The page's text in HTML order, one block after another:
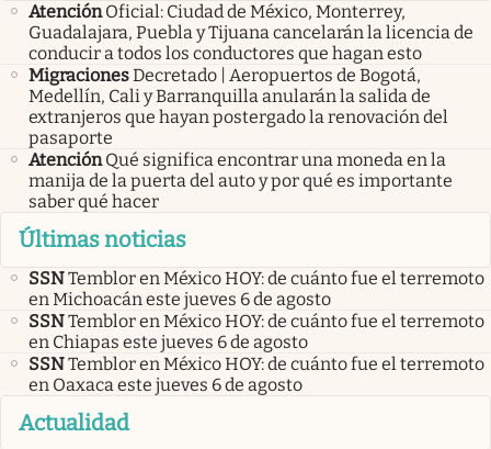
Atención Oficial: Ciudad de México, Monterrey,
Guadalajara, Puebla y Tijuana cancelarán la licencia de
conducir a todos los conductores que hagan esto
MigracionesDecretado | Aeropuertos de Bogotá,
Medellín, Cali y Barranquilla anularán la salida de
extranjeros que hayan postergado la renovación del
pasaporte
Atención Qué significa encontrar una moneda en la
manija de la puerta del auto y por qué es importante
saber qué hacer
Últimas noticias
SSNTemblor en México HOY: de cuánto fue el terremoto
en Michoacán este jueves 6 de agosto
SSNTemblor en México HOY: de cuánto fue el terremoto
en Chiapas este jueves 6 de agosto
SSNTemblor en México HOY: de cuánto fue el terremoto
en Oaxaca este jueves 6 de agosto
Actualidad